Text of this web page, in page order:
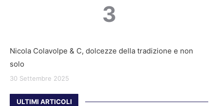
3
Nicola Colavolpe & C, dolcezze della tradizione e non
solo
30 Settembre 2025
ULTIMI ARTICOLI